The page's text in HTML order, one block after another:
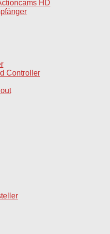
HD
Controller